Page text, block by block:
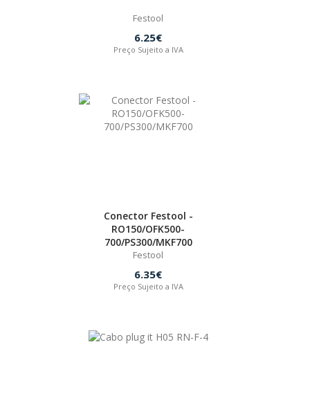
Festool
6.25€
Preço Sujeito a IVA
Conector Festool -
RO150/OFK500-
700/PS300/MKF700
Festool
6.35€
Preço Sujeito a IVA